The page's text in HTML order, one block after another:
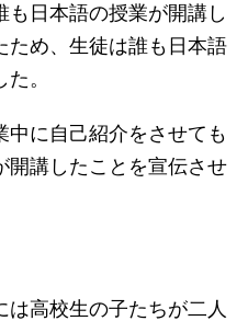
も日本語の授業が開講し
ため、生徒は誰も日本語
。
中に自己紹介をさせても
開講したことを宣伝させ
高校生の子たちが二人